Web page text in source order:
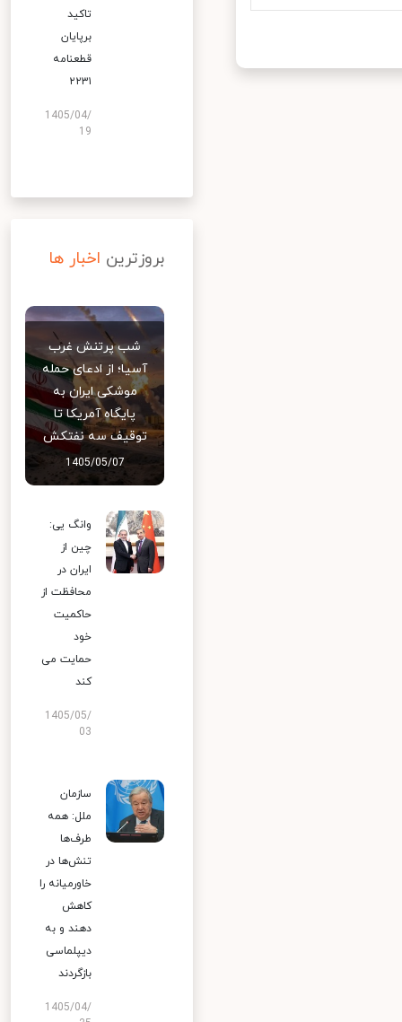
تاکید
برپایان
قطعنامه
۲۲۳۱
1405/04/
19
بروزترین اخبار ها
شب پرتنش غرب
آسیا؛ از ادعای حمله
موشکی ایران به
پایگاه آمریکا تا
توقیف سه نفتکش
1405/05/07
وانگ یی:
چین از
ایران در
محافظت از
حاکمیت
خود
حمایت می
کند
1405/05/
03
سازمان
ملل: همه
طرف‌ها
تنش‌ها در
خاورمیانه را
کاهش
دهند و به
دیپلماسی
بازگردند
1405/04/